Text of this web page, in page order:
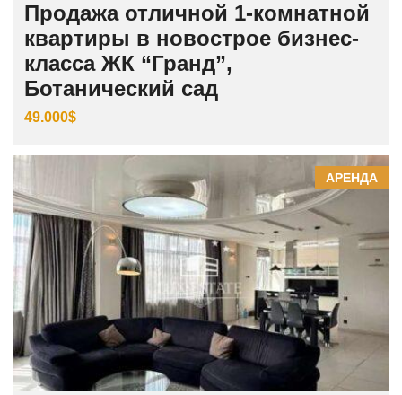
Продажа отличной 1-комнатной
квартиры в новострое бизнес-
класса ЖК “Гранд”,
Ботанический сад
49.000$
АРЕНДА